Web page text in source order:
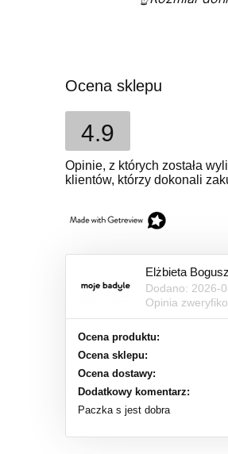
Ocena sklepu
4.9
Opinie, z których została
klientów, którzy dokonali
Elżbieta Bogusz
Dodano: 2026-
Opinia
Ocena produktu:
Ocena sklepu:
Ocena dostawy:
Dodatkowy komentarz:
Paczka s jest dobra